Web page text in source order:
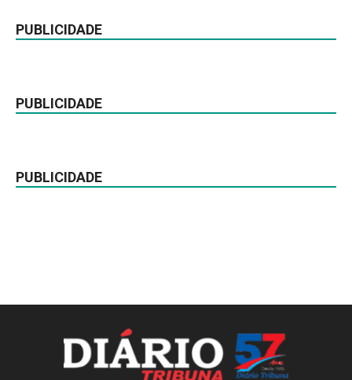
PUBLICIDADE
PUBLICIDADE
PUBLICIDADE